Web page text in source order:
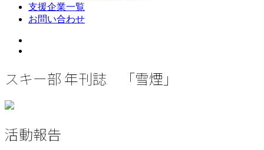
支援企業一覧
お問い合わせ
スキー部 年刊誌 「雪煙」
活動報告